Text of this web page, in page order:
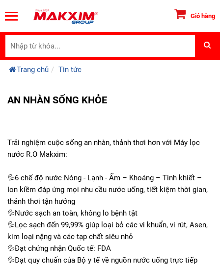
Giỏ hàng
Trang chủ Tin tức
AN NHÀN SỐNG KHỎE
Trải nghiệm cuộc sống an nhàn, thảnh thơi hơn với Máy lọc
nước R.O Makxim:
💦6 chế độ nước Nóng - Lạnh - Ấm – Khoáng – Tinh khiết –
Ion kiềm đáp ứng mọi nhu cầu nước uống, tiết kiệm thời gian,
thảnh thơi tận hưởng
💦Nước sạch an toàn, không lo bệnh tật
💦Lọc sạch đến 99,99% giúp loại bỏ các vi khuẩn, vi rút, Asen,
kim loại nặng và các tạp chất siêu nhỏ
💦Đạt chứng nhận Quốc tế: FDA
💦Đạt quy chuẩn của Bộ y tế về nguồn nước uống trực tiếp